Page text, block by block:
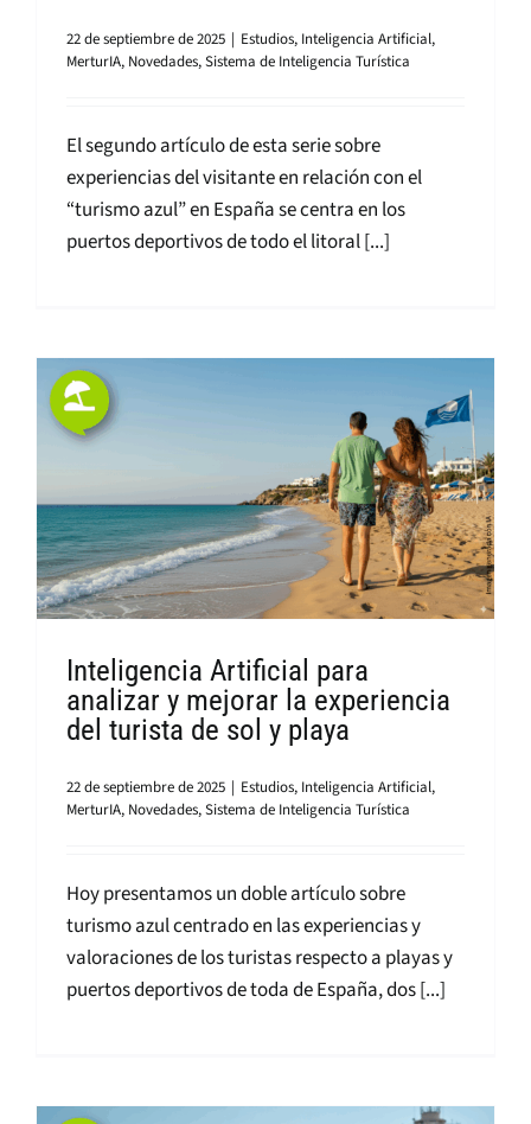
22 de septiembre de 2025 | Estudios, Inteligencia Artificial,
MerturIA, Novedades,Sistema de Inteligencia Turística
El segundo artículo de esta serie sobre
experiencias del visitante en relación con el
“turismo azul” en España se centra en los
puertos deportivos de todo el litoral [...]
Inteligencia Artificial para
analizar y mejorar la experiencia
del turista de sol y playa
22 de septiembre de 2025 | Estudios, Inteligencia Artificial,
MerturIA, Novedades,Sistema de Inteligencia Turística
Hoy presentamos un doble artículo sobre
turismo azul centrado en las experiencias y
valoraciones de los turistas respecto a playas y
puertos deportivos de toda de España, dos [...]